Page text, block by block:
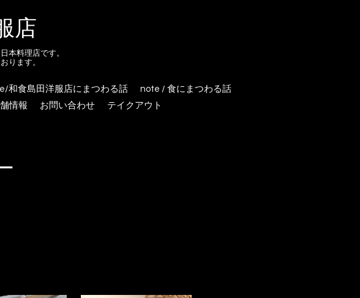
店
本料理店です。
ります。
和食島田洋服店にまつわる話
note / 食にまつわる話
情報 お問い合わせ テイクアウト